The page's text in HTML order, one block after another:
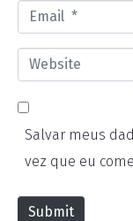
e
m
l
e
b
t
Salvar meus
vez que eu
Submit